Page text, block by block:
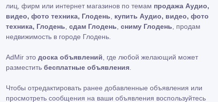
лиц, фирм или интернет магазинов по темам продажа Аудио,
видео, фото техника, Глодень
купить Аудио, видео, фото
техника, Глодень сдам Глодень сниму Глодень , продам
недвижимость в городе Глодень.
AdMir это доска объявлений , где любой желающий может
разместить бесплатные объявления
Чтобы отредактировать ранее добавленные объявления или
просмотреть сообщения на ваши объявления воспользуйтесь